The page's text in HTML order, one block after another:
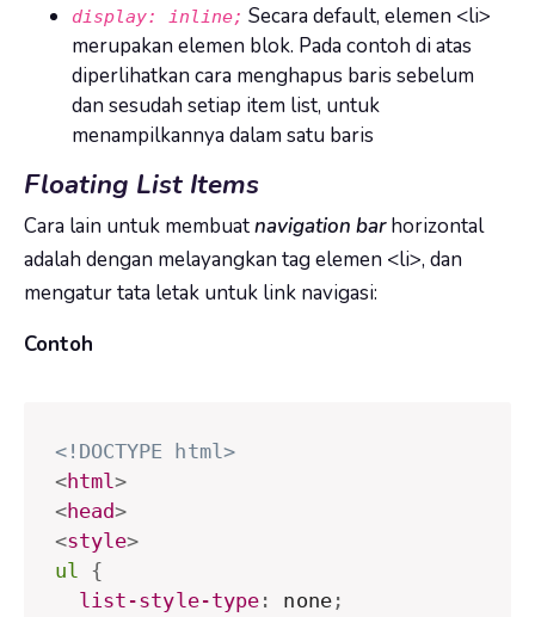
display: inline; Secara default, elemen <li>
merupakan elemen blok. Pada contoh di atas
diperlihatkan cara menghapus baris sebelum
dan sesudah setiap item list, untuk
menampilkannya dalam satu baris
Floating List Items
Cara lain untuk membuatnavigation barhorizontal
adalah dengan melayangkan tag elemen <li>, dan
mengatur tata letak untuk link navigasi:
Contoh
<!DOCTYPE html>
<html>
<head>
<style>
ul {
list-style-type : none;